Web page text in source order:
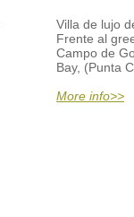
Villa de lujo
Frente al
Campo de
Bay, (Punta
More info>>